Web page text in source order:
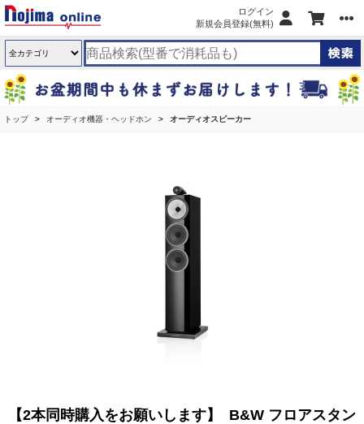
ログイン
新規会員登録(無料)
トップ オーディオ機器・ヘッドホン オーディオスピーカー
【2本同時購入をお願いします】 B&W フロアスタン